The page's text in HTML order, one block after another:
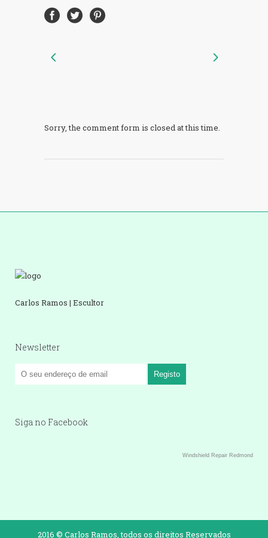
Sorry, the comment form is closed at this time.
Carlos Ramos | Escultor
Newsletter
Siga no Facebook
Windshield Repair Redmond
2016 © Carlos Ramos, todos os direitos Reservados